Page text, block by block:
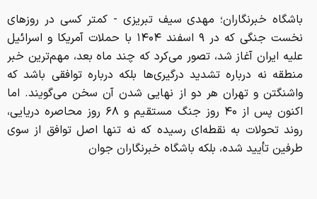
باشگاه خبرنگاران؛ مهدی سیف تبریزی - کمتر کسی در روز‌های
نخست جنگی که در ۹ اسفند ۱۴۰۴ با حملات آمریکا و اسرائیل
علیه ایران آغاز شد، تصور می‌کرد که چند ماه بعد، مهم‌ترین خبر
منطقه نه درباره تشدید درگیری‌ها بلکه درباره توافقی باشد که
واشنگتن و تهران هر دو از نهایی شدن آن سخن می‌گویند. اما
اکنون پس از ۴۰ روز جنگ مستقیم و ۶۸ روز محاصره دریایی،
روند تحولات به نقطه‌ای رسیده که نه تنها اصل توافق از سوی
طرفین تأیید شده، بلکه باشگاه خبرنگاران جوان